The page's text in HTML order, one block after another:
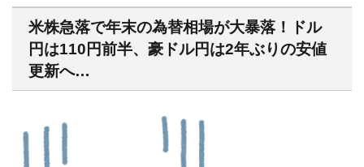
米株急落で年末の為替相場が大暴落！ドル
円は110円前半、豪ドル円は2年ぶりの安値
更新へ…